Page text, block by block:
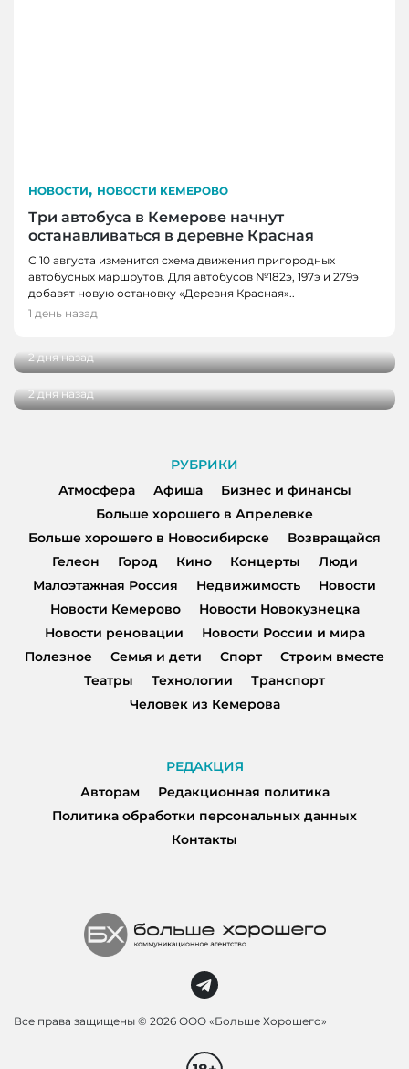
НОВОСТИ, НОВОСТИ КЕМЕРОВО
Три автобуса в Кемерове начнут
останавливаться в деревне Красная
С 10 августа изменится схема движения пригородных
автобусных маршрутов. Для автобусов №182э, 197э и 279э
добавят новую остановку «Деревня Красная»..
1 день назад
НОВОСТИ
В Кузбассе наградили лучших тренеров,
2 дня назад
НОВОСТИ, НОВОСТИ КЕМЕРОВО
годом
2 дня назад
РУБРИКИ
Атмосфера
Афиша
Бизнес и финансы
Больше хорошего в Апрелевке
Больше хорошего в Новосибирске
Возвращайся
Гелеон
Город Кино Концерты
Люди
Малоэтажная Россия
Недвижимость
Новости
Новости Кемерово
Новости Новокузнецка
Новости реновации
Новости России и мира
Полезное
Семья и дети Спорт
Строим вместе
Театры
Технологии
Транспорт
Человек из Кемерова
РЕДАКЦИЯ
Авторам
Редакционная политика
Политика обработки персональных данных
Контакты
Все права защищены © 2026 ООО «Больше Хорошего»